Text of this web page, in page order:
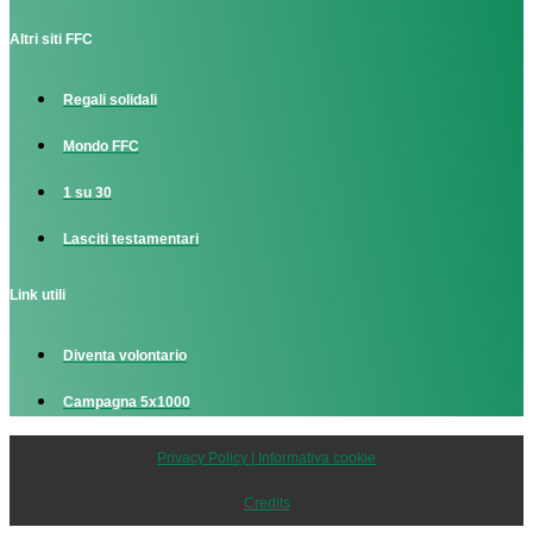
Altri siti FFC
Regali solidali
Mondo FFC
1 su 30
Lasciti testamentari
Link utili
Diventa volontario
Campagna 5x1000
Privacy Policy | Informativa cookie
Credits